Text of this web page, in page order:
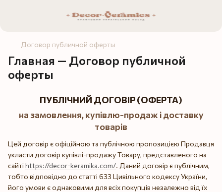
Договор публичной оферты
Главная — Договор публичной
оферты
ПУБЛІЧНИЙ ДОГОВІР (ОФЕРТА)
на замовлення, купівлю-продаж і доставку
товарів
Цей договір є офіційною та публічною пропозицією Продавця
укласти договір купівлі-продажу Товару, представленого на
сайті https://decor-keramika.com/. Даний договір є публічним,
тобто відповідно до статті 633 Цивільного кодексу України,
його умови є однаковими для всіх покупців незалежно від їх